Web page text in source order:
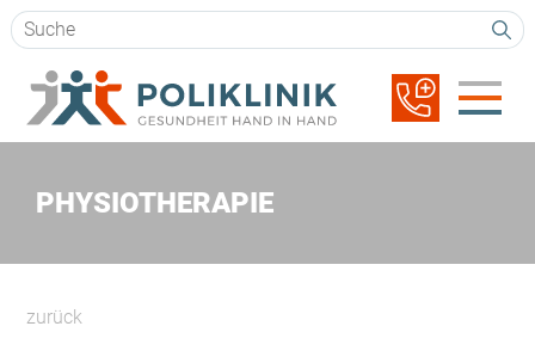
Suchbegriffe
Navigation
überspringen
PHYSIOTHERAPIE
zurück